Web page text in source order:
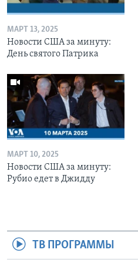
МАРТ 13, 2025
Новости США за минуту:
День святого Патрика
МАРТ 10, 2025
Новости США за минуту:
Рубио едет в Джидду
ТВ ПРОГРАММЫ